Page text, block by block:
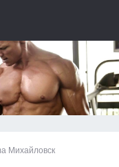
Михайловск